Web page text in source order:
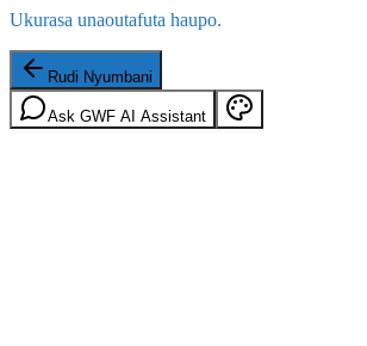
Ukurasa unaoutafuta haupo.
Rudi Nyumbani
Ask GWF AI Assistant